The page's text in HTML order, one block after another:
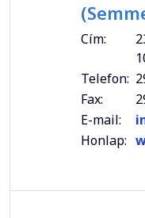
Cím:
Telefon:
Fax:
E-mail:
Honlap: